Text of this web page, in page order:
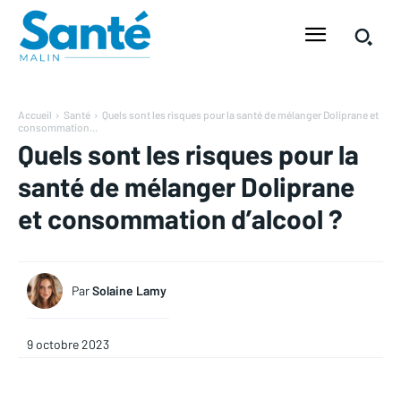
Accueil Santé
Quels sont les risques pour la santé de mélanger Doliprane et
consommation...
Quels sont les risques pour la
santé de mélanger Doliprane
et consommation d’alcool ?
ParSolaine Lamy
9 octobre 2023